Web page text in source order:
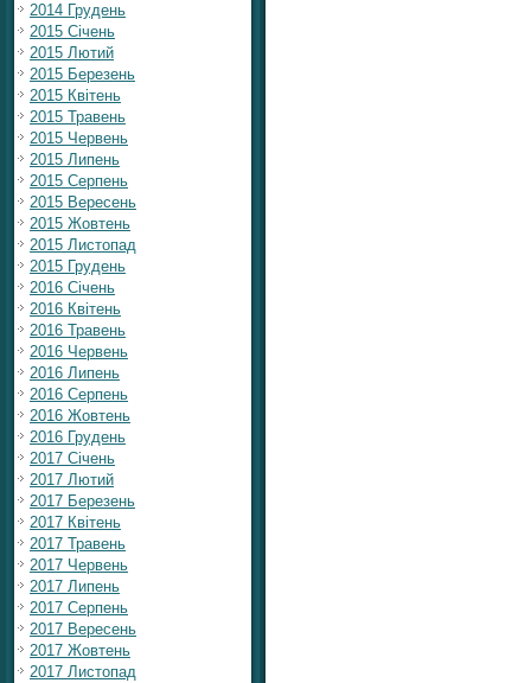
2014 Грудень
2015 Січень
2015 Лютий
2015 Березень
2015 Квітень
2015 Травень
2015 Червень
2015 Липень
2015 Серпень
2015 Вересень
2015 Жовтень
2015 Листопад
2015 Грудень
2016 Січень
2016 Квітень
2016 Травень
2016 Червень
2016 Липень
2016 Серпень
2016 Жовтень
2016 Грудень
2017 Січень
2017 Лютий
2017 Березень
2017 Квітень
2017 Травень
2017 Червень
2017 Липень
2017 Серпень
2017 Вересень
2017 Жовтень
2017 Листопад